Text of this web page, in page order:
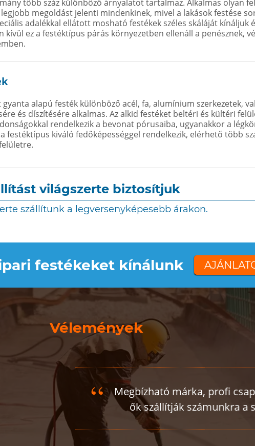
több száz különböző árnyalatot tartalmaz. Alkalmas olyan
megoldást jelenti mindenkinek, mivel a lakások festése
adalékkal ellátott mosható festékek széles skáláját
kívül ez a festéktípus párás környezetben ellenáll a penésznek,
gyanta alapú festék különböző acél, fa, alumínium szerkezetek,
és díszítésére alkalmas. Az alkid festéket beltéri és kültéri
rendelkezik a bevonat pórusaiba, ugyanakkor a
a festéktípus kiváló fedőképességgel rendelkezik, elérhető több
világszerte biztosítjuk
szállítunk a legversenyképesebb árakon.
festékeket kínálunk
Vélemények
profi csapat, kifogástalan kiszolgálás!
számunkra a szóróanyagokat és a gépeket.